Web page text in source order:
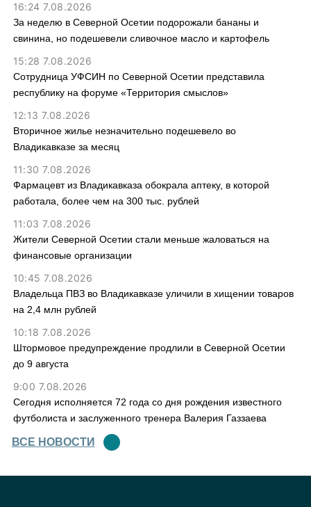
16:24 7.08.2026
За неделю в Северной Осетии подорожали бананы и
свинина, но подешевели сливочное масло и картофель
15:28 7.08.2026
Сотрудница УФСИН по Северной Осетии представила
республику на форуме «Территория смыслов»
12:13 7.08.2026
Вторичное жилье незначительно подешевело во
Владикавказе за месяц
11:30 7.08.2026
Фармацевт из Владикавказа обокрала аптеку, в которой
работала, более чем на 300 тыс. рублей
11:03 7.08.2026
Жители Северной Осетии стали меньше жаловаться на
финансовые организации
10:45 7.08.2026
Владельца ПВЗ во Владикавказе уличили в хищении товаров
на 2,4 млн рублей
10:18 7.08.2026
Штормовое предупреждение продлили в Северной Осетии
до 9 августа
9:00 7.08.2026
Сегодня исполняется 72 года со дня рождения известного
футболиста и заслуженного тренера Валерия Газзаева
ВСЕ НОВОСТИ